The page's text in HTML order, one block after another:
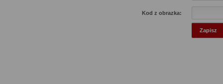
Kod z obrazka: